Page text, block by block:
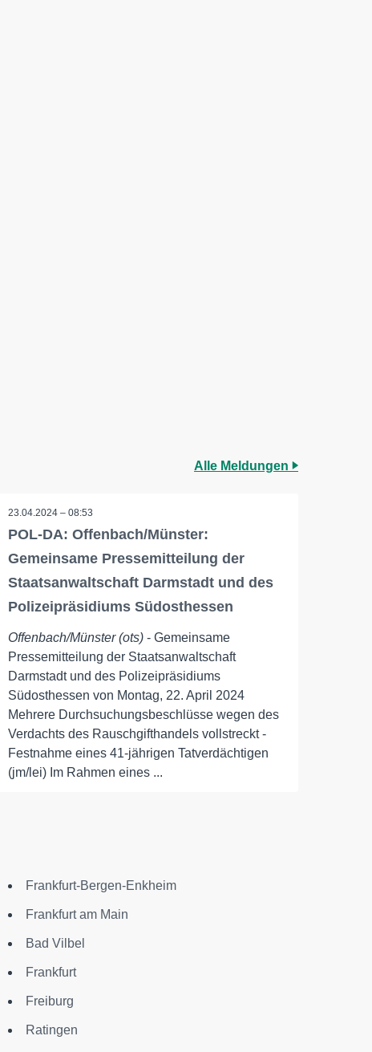
Alle Meldungen
23.04.2024 – 08:53
POL-DA: Offenbach/Münster:
Gemeinsame Pressemitteilung der
Staatsanwaltschaft Darmstadt und des
Polizeipräsidiums Südosthessen
Offenbach/Münster (ots) - Gemeinsame
Pressemitteilung der Staatsanwaltschaft
Darmstadt und des Polizeipräsidiums
Südosthessen von Montag, 22. April 2024
Mehrere Durchsuchungsbeschlüsse wegen des
Verdachts des Rauschgifthandels vollstreckt -
Festnahme eines 41-jährigen Tatverdächtigen
(jm/lei) Im Rahmen eines ...
Frankfurt-Bergen-Enkheim
Frankfurt am Main
Bad Vilbel
Frankfurt
Freiburg
Ratingen